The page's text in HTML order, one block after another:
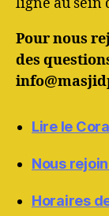
Pour nous
des
Lire le
Nous
Horaires